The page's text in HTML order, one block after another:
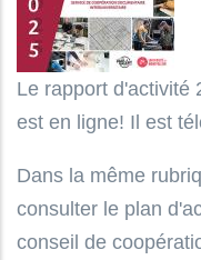
Le rapport d'activité
est en ligne! Il est
Dans la même
consulter le plan
conseil de